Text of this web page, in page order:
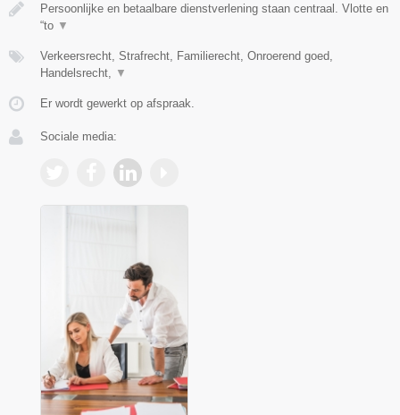
Persoonlijke en betaalbare dienstverlening staan centraal. Vlotte en
“to ▼
Verkeersrecht, Strafrecht, Familierecht, Onroerend goed,
Handelsrecht,
▼
Er wordt gewerkt op afspraak.
Sociale media: